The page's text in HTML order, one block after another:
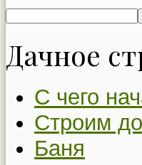
Дачное
С чего
Строим
Баня